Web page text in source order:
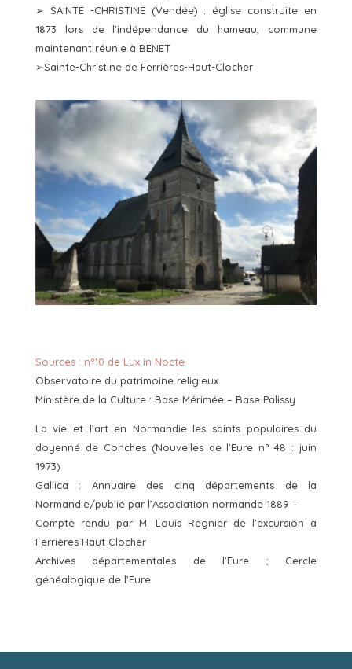
➢ SAINTE -CHRISTINE (Vendée) : église construite en
1873 lors de l’indépendance du hameau, commune
maintenant réunie à BENET
➢Sainte-Christine de Ferrières-Haut-Clocher
Sources : n°10 de Lux in Nocte
Observatoire du patrimoine religieux
Ministère de la Culture : Base Mérimée – Base Palissy
La vie et l’art en Normandie les saints populaires du
doyenné de Conches (Nouvelles de l’Eure n° 48 : juin
1973)
Gallica : Annuaire des cinq départements de la
Normandie/publié par l’Association normande 1889 –
Compte rendu par M. Louis Regnier de l’excursion à
Ferrières Haut Clocher
Archives départementales de l’Eure ; Cercle
généalogique de l’Eure